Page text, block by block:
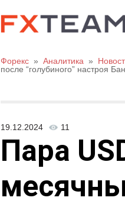
Форекс » Аналитика »
после “голубиного” настроя
19.12.2024 11
Пара